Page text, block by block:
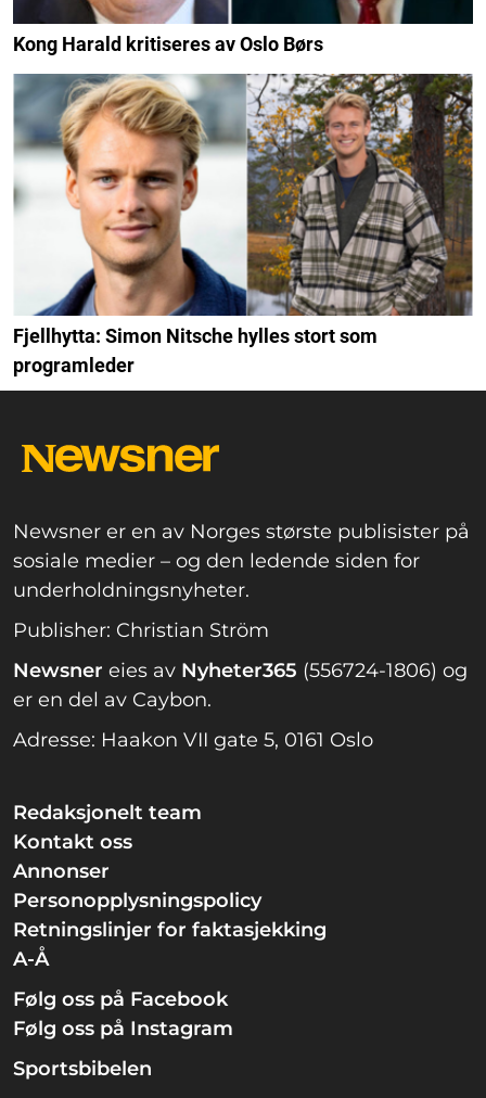
Kong Harald kritiseres av Oslo Børs
Fjellhytta: Simon Nitsche hylles stort som
programleder
Newsner er en av Norges største publisister på
sosiale medier – og den ledende siden for
underholdningsnyheter.
Publisher: Christian Ström
Newsner eies av Nyheter365 (556724-1806) og
er en del av Caybon.
Adresse: Haakon VII gate 5, 0161 Oslo
Redaksjonelt team
Kontakt oss
Annonser
Personopplysningspolicy
Retningslinjer for faktasjekking
A-Å
Følg oss på Facebook
Følg oss på Instagram
Sportsbibelen